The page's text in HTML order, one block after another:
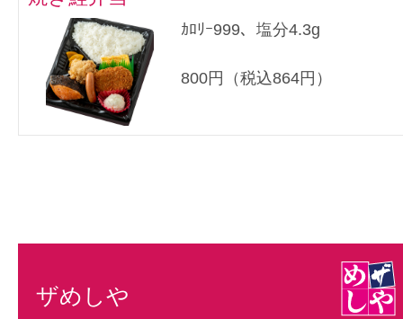
ｶﾛﾘｰ999、塩分4.3g
800円（税込864円）
ザめしや